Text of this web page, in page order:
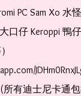
PC Sam Xo 水
口仔 Keroppi 鴨
所有迪士尼卡通包